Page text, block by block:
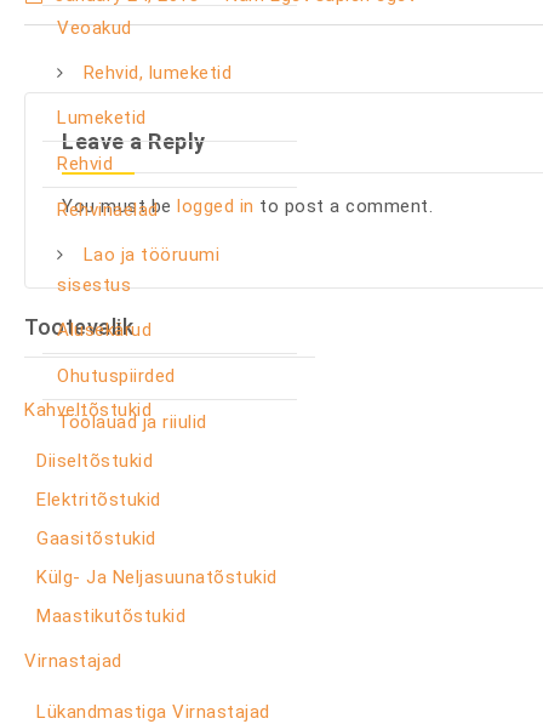
Veoakud
Rehvid, lumeketid
Lumeketid
Rehvid
Rehvinaelad
Lao ja tööruumi
sisestus
Alusekärud
Ohutuspiirded
Töölauad ja riiulid
Leave a Reply
You must be logged in to post a comment.
Tootevalik
Kahveltõstukid
Diiseltõstukid
Elektritõstukid
Gaasitõstukid
Külg- Ja Neljasuunatõstukid
Maastikutõstukid
Virnastajad
Lükandmastiga Virnastajad